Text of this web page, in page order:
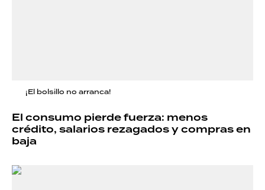
¡El bolsillo no arranca!
El consumo pierde fuerza: menos
crédito, salarios rezagados y compras en
baja